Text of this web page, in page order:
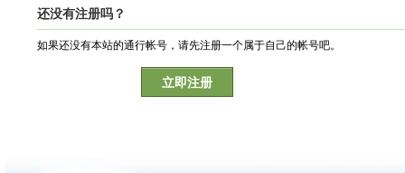
还没有注册吗？
如果还没有本站的通行帐号，请先注册一个属于自己的帐号吧。
立即注册